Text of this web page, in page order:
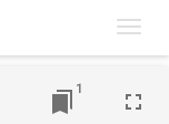
1